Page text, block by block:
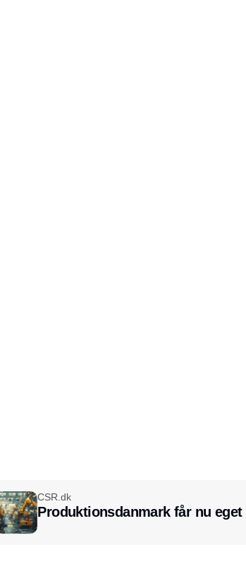
CSR.dk
Produktionsdanmark får nu eget